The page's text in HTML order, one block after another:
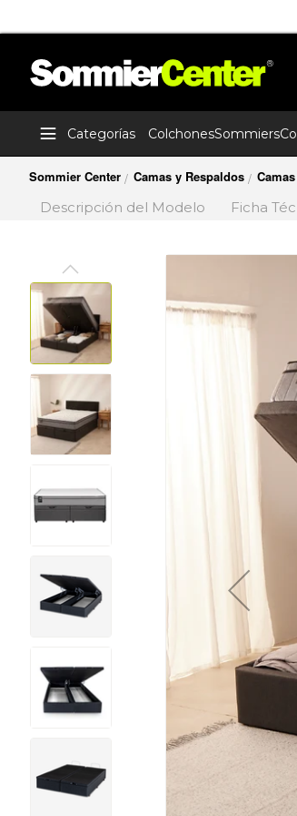
Categorías ColchonesSommiers
Sommier Center / Camas y Respaldos /
Descripción del Modelo Ficha
al
final
la
galería
de